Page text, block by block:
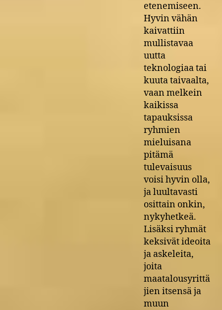
etenemiseen.
Hyvin vähän
kaivattiin
mullistavaa
uutta
teknologiaa tai
kuuta taivaalta,
vaan melkein
kaikissa
tapauksissa
ryhmien
mieluisana
pitämä
tulevaisuus
voisi hyvin olla,
ja luultavasti
osittain onkin,
nykyhetkeä.
Lisäksi ryhmät
keksivät ideoita
ja askeleita,
joita
maatalousyrittä
jien itsensä ja
muun